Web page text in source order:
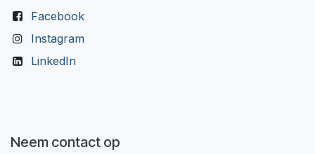
Facebook
Instagram
LinkedIn
Neem contact op